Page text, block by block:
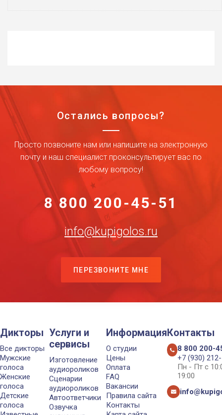
Остались вопросы?
Просто позвоните нам или напишите на электронную
почту и наш специалист проконсультирует вас по
любому вопросу!
8 800 200-45-51
info@kupigolos.ru
ПЕРЕЗВОНИТЕ МНЕ
Дикторы
Все дикторы
Мужские
голоса
Женские
голоса
Детские
голоса
Услуги и
сервисы
Изготовление
аудиороликов
Сценарии
аудиороликов
Автоответчики
Озвучка
Информация
О студии
Цены
Оплата
FAQ
Вакансии
Правила сайта
Контакты
Контакты
8 800 200-
+7 (930)
Пн - Пт с
19:00